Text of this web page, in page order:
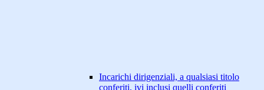
Incarichi dirigenziali, a qualsiasi titolo
conferiti, ivi inclusi quelli conferiti